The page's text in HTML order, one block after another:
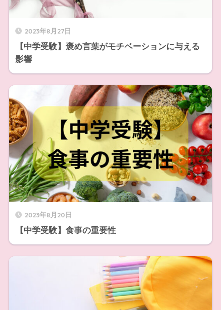
2023年8月27日
【中学受験】褒め言葉がモチベーションに与える
影響
2023年8月20日
【中学受験】食事の重要性